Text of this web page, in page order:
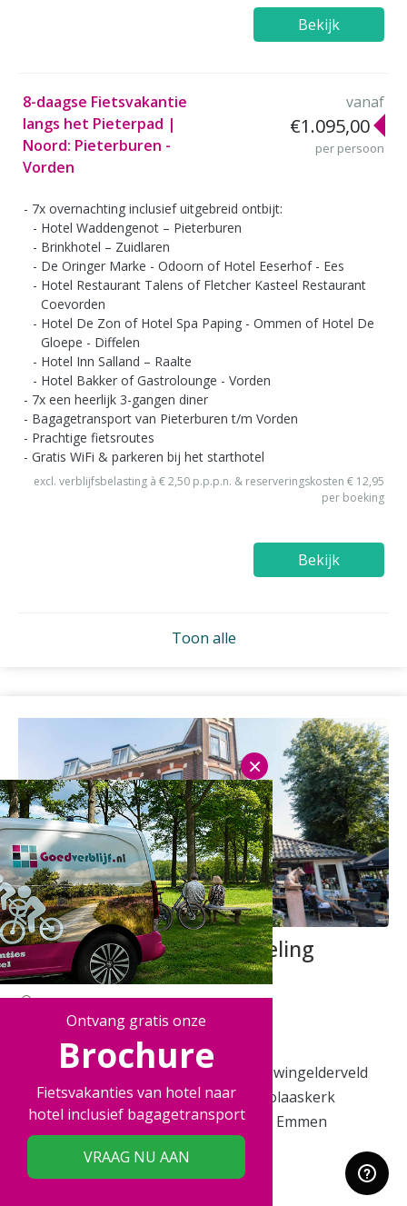
Bekijk
8-daagse Fietsvakantie
langs het Pieterpad |
Noord: Pieterburen -
Vorden
vanaf
€1.095,00
per persoon
7x overnachting inclusief uitgebreid ontbijt:
Hotel Waddengenot – Pieterburen
Brinkhotel – Zuidlaren
De Oringer Marke - Odoorn of Hotel Eeserhof - Ees
Hotel Restaurant Talens of Fletcher Kasteel Restaurant
Coevorden
Hotel De Zon of Hotel Spa Paping - Ommen of Hotel De
Gloepe - Diffelen
Hotel Inn Salland – Raalte
Hotel Bakker of Gastrolounge - Vorden
7x een heerlijk 3-gangen diner
Bagagetransport van Pieterburen t/m Vorden
Prachtige fietsroutes
Gratis WiFi & parkeren bij het starthotel
excl. verblijfsbelasting à € 2,50 p.p.p.n. & reserveringskosten € 12,95
per boeking
Bekijk
Toon alle
Hotel & Restaurant Wesseling
Dwingeloo, Drenthe, Nederland
Authentiek 4-sterrenhotel
Wandel door het Nationaal Park Dwingelderveld
Uitzicht op de toren van de St. Nicolaaskerk
Breng een bezoek aan dierenpark Emmen
8,4
Zeer goed
×
Ontvang gratis onze
Brochure
Fietsvakanties van hotel naar
hotel inclusief bagagetransport
VRAAG NU AAN